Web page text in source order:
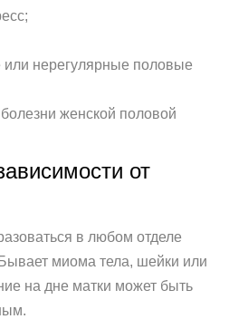
нерегулярные половые
женской половой
от
в любом отделе
миома тела, шейки или
на дне матки может быть